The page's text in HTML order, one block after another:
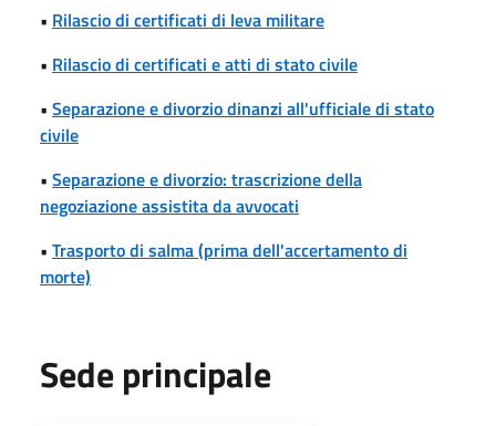
• Rilascio di certificati di leva militare
• Rilascio di certificati e atti di stato civile
• Separazione e divorzio dinanzi all'ufficiale di stato
civile
• Separazione e divorzio: trascrizione della
negoziazione assistita da avvocati
• Trasporto di salma (prima dell'accertamento di
morte)
Sede principale